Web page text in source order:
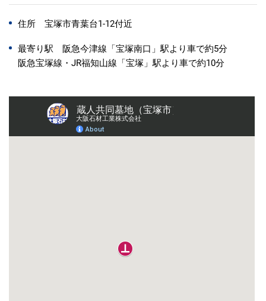
住所 宝塚市青葉台1-12付近
最寄り駅 阪急今津線「宝塚南口」駅より車で約5分
阪急宝塚線・JR福知山線「宝塚」駅より車で約10分